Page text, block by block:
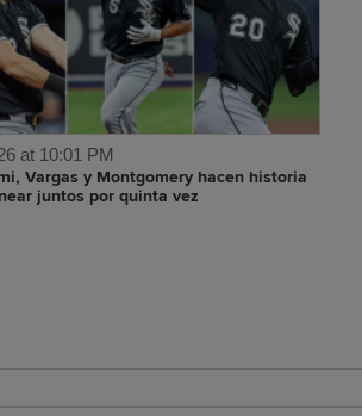
at 10:01 PM
Vargas y Montgomery hacen historia
juntos por quinta vez